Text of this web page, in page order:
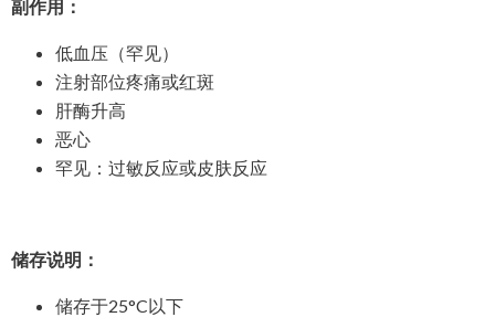
副作用：
低血压（罕见）
注射部位疼痛或红斑
肝酶升高
恶心
罕见：过敏反应或皮肤反应
储存说明：
储存于25°C以下